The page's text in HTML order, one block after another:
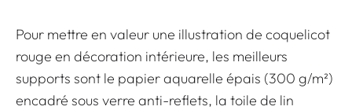
Pour mettre en valeur une illustration de coquelicot
rouge en décoration intérieure, les meilleurs
supports sont le papier aquarelle épais (300 g/m²)
encadré sous verre anti-reflets, la toile de lin